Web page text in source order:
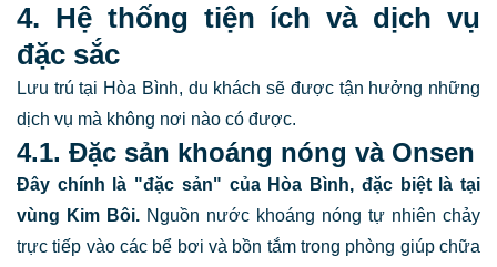
4. Hệ thống tiện ích và dịch vụ
đặc sắc
Lưu trú tại Hòa Bình, du khách sẽ được tận hưởng những
dịch vụ mà không nơi nào có được.
4.1. Đặc sản khoáng nóng và Onsen
Đây chính là "đặc sản" của Hòa Bình, đặc biệt là tại
vùng Kim Bôi. Nguồn nước khoáng nóng tự nhiên chảy
trực tiếp vào các bể bơi và bồn tắm trong phòng giúp chữa